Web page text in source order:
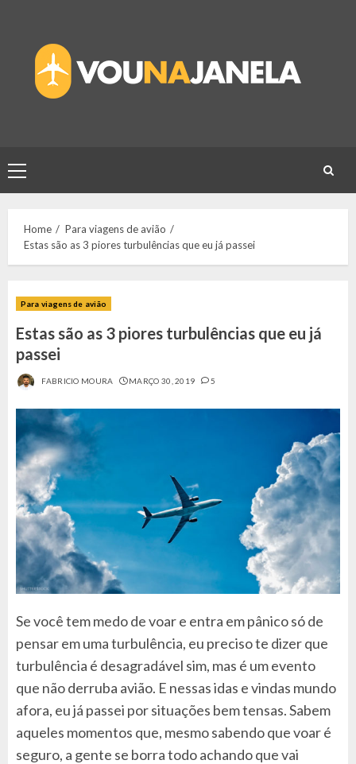
content
Primary
Menu
Home
Para viagens de avião
Estas são as 3 piores turbulências que eu já passei
Para viagens de avião
Estas são as 3 piores turbulências que eu já
passei
FABRICIO MOURA MARÇO 30, 2019 5
Se você tem medo de voar e entra em pânico só de
pensar em uma turbulência, eu preciso te dizer que
turbulência é desagradável sim, mas é um evento
que não derruba avião. E nessas idas e vindas mundo
afora, eu já passei por situações bem tensas. Sabem
aqueles momentos que, mesmo sabendo que voar é
seguro, a gente se borra todo achando que vai